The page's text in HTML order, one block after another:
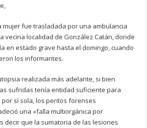
mujer fue trasladada por una ambulancia
vecina localidad de González Catán, donde
en estado grave hasta el domingo, cuando
los informantes.
realizada más adelante, si bien
sufridas tenía entidad suficiente para
sí sola, los peritos forenses
una «falla multiorgánica por
decir que la sumatoria de las lesiones